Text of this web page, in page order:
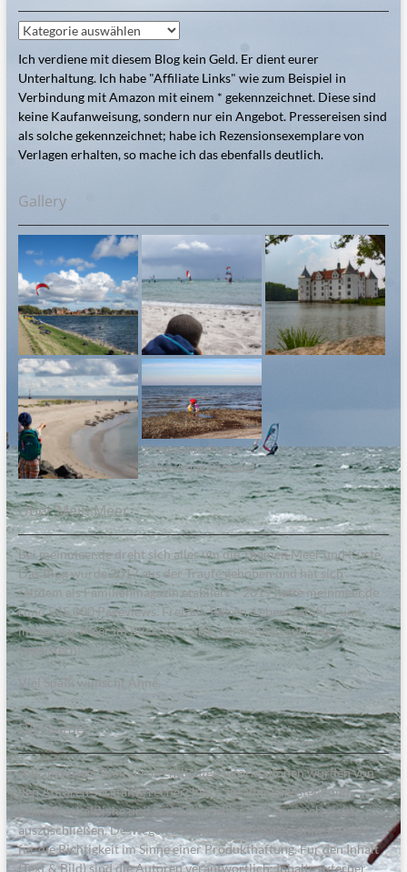
Kategorien
Ich verdiene mit diesem Blog kein Geld. Er dient eurer
Unterhaltung. Ich habe "Affiliate Links" wie zum Beispiel in
Verbindung mit Amazon mit einem * gekennzeichnet. Diese sind
keine Kaufanweisung, sondern nur ein Angebot. Pressereisen sind
als solche gekennzeichnet; habe ich Rezensionsexemplare von
Verlagen erhalten, so mache ich das ebenfalls deutlich.
Gallery
Steinesammeln am
Naturstrand Bottsand
Über Mein:Meer
Bei meinmeer.de dreht sich alles um die Themen Meer und Küste.
Das Blog wurde 2017 aus der Traufe gehoben und hat sich
seitdem als Familienmagazin etabliert – 2019 hatte meinmeer.de
rund 545.000 Pageviews. Freizeit, Reisen, Lebensgefühl – und
immer das Meer im Blick. Ich hoffe, wir können auch euch
begeistern!
Viel Spaß, wünscht Anne.
Disclaimer
Alle in diesem Blog veröffentlichten Informationen wurden von
den Autoren sorgfältig recherchiert, zusammengestellt und
geprüft. Inhaltliche und sachliche Fehler sind dennoch nicht
auszuschließen. Deswegen erfolgen alle Angaben ohne Gewähr
für die Richtigkeit im Sinne einer Produkthaftung. Für den Inhalt
(Text & Bild) sind die Autoren verantwortlich; Inhalte externer